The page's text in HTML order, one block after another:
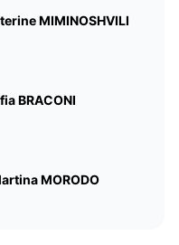
MIMINOSHVILI
BRACONI
MORODO